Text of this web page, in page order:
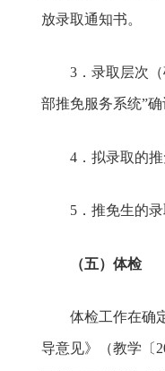
放录取通知书。
3．录取层次
部推免服务系统”
4．拟录取的
5．推免生的
（五）体检
体检工作在确
导意见》（教学〔